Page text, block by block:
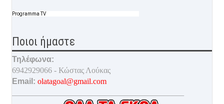
Programma TV
Ποιοι ήμαστε
Τηλέφωνα:
6942929066 - Κώστας Λούκας
Email: olatagoal@gmail.com